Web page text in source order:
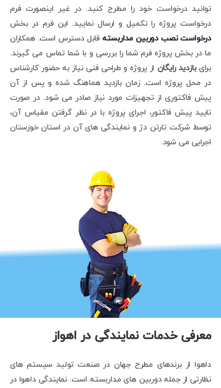
توانید درخواست خود را مطرح کنید. در غیر اینصورت فرم
درخواست پروژه را تکمیل و ارسال نمایید. این فرم در بخش
درخواست نصب دوربین مداربسته قابل دسترس است. همکاران
ما در بخش پروژه فرم شما را بررسی و با شما تماس می گیرند.
برایبازدید رایگان از پروژه و طراحی فنی نیاز به حضور کارشناس
در محل پروژه است. زمان بازدید هماهنگ شده و پس از آن
پیش فاکتوری از تجهیزات مورد نیاز صادر می شود. در صورت
تایید پیش فاکتور، اجرای پروژه با در نظر گرفتن مقیاس آن،
توسط شرکت تارتن دژ و نمایندگی های آن در استان خوزستان
اجرایی می شود.
معرفی خدمات نمایندگی در اهواز
داهوا از برندهای مطرح جهان در صنعت تولید سیستم های
نظارتی از جمله دوربین های مداربسته است. نمایندگی داهوا در